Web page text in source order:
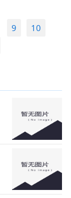
9
10